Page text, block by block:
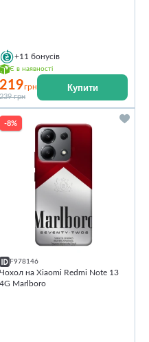
+11 бонусів
Є в наявності
219грн
239 грн
Купити
-8%
F978146
Чохол на Xiaomi Redmi Note 13
4G Marlboro